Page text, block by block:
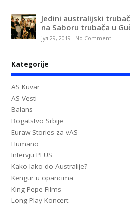
Jedini australijski
na Saboru trubača u
јул 29, 2019 - No Comment
Kategorije
AS Kuvar
AS Vesti
Balans
Bogatstvo Srbije
Euraw Stories za vAS
Humano
Intervju PLUS
Kako lako do Australije?
Kengur u opancima
King Pepe Films
Long Play Koncert